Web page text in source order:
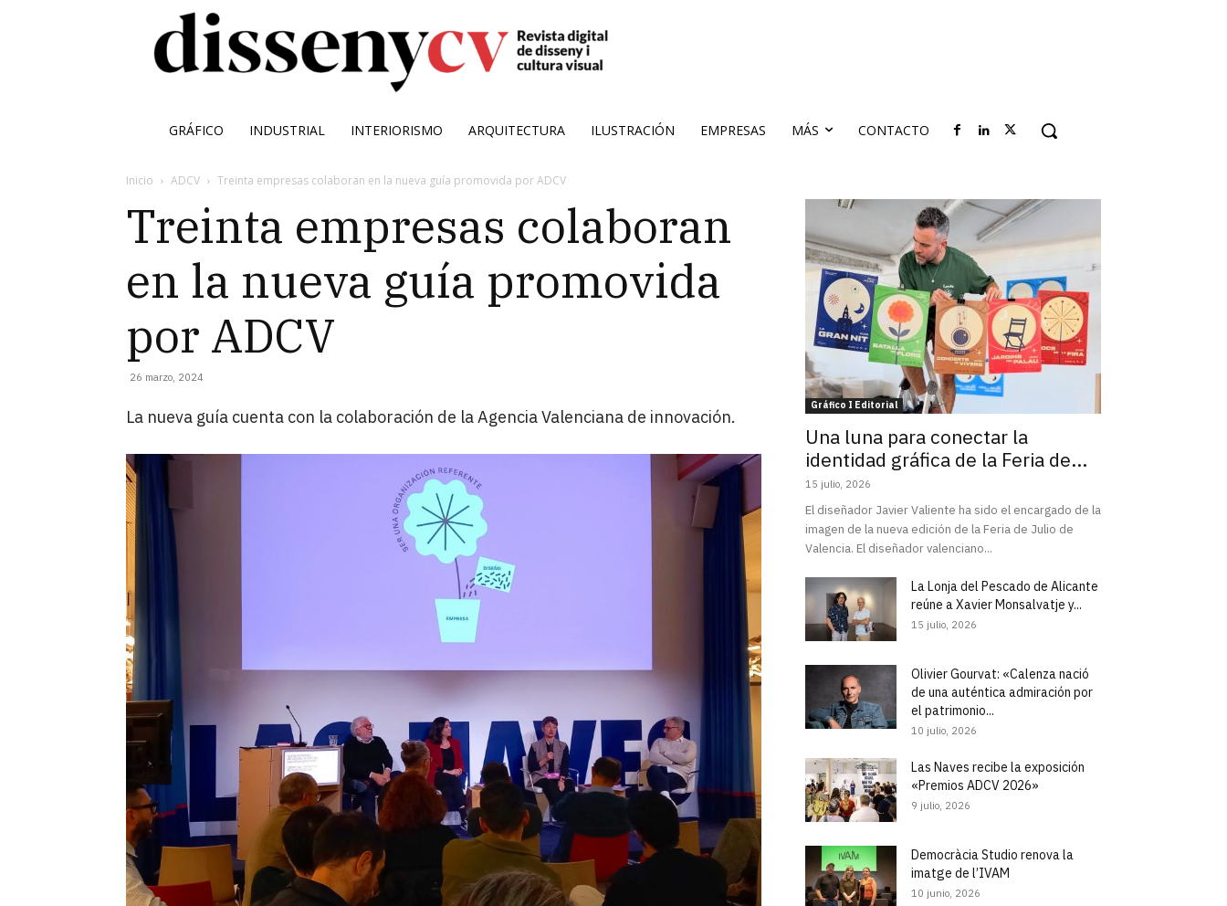
GRÁFICO INDUSTRIAL INTERIORISMO ARQUITECTURA ILUSTRACIÓN EMPRESAS MÁS CONTACTO
Inicio ADCV Treinta empresas colaboran en la nueva guía promovida por ADCV
Treinta empresas colaboran
en la nueva guía promovida
por ADCV
26 marzo, 2024
La nueva guía cuenta con la colaboración de la Agencia Valenciana de innovación.
Gráfico I Editorial
Una luna para conectar la
identidad gráfica de la Feria de...
15 julio, 2026
El diseñador Javier Valiente ha sido el encargado de la
imagen de la nueva edición de la Feria de Julio de
Valencia. El diseñador valenciano...
La Lonja del Pescado de Alicante
reúne a Xavier Monsalvatje y...
15 julio, 2026
Olivier Gourvat: «Calenza nació
de una auténtica admiración por
el patrimonio...
10 julio, 2026
Las Naves recibe la exposición
«Premios ADCV 2026»
9 julio, 2026
Democràcia Studio renova la
imatge de l’IVAM
10 junio, 2026